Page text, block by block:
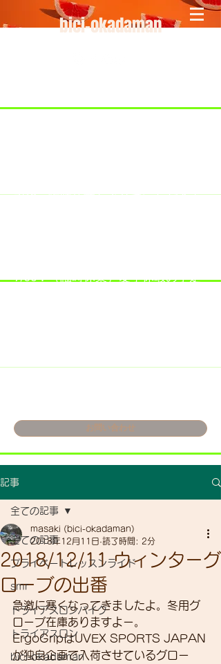
bici-okadaman
7/18：臨時休業とさせていただきま
​7/30：（臨時休業）夏季休暇の予定
お問い合わせ
記事
全ての記事
プライベートレッスンライド
smr
トライアスロンバイク
トライアスロン
bici-okadaman
全ての記事
2018/12/11 ウィンターグ
ローブの出番
masaki (bici-okadaman)
2018年12月11日 読了時間: 2分
急激に寒くなってきましたよ。冬用グ
ローブ在庫ありますよー。
ErgoGripはUVEX SPORTS JAPAN
が独自企画で入荷させているグロー